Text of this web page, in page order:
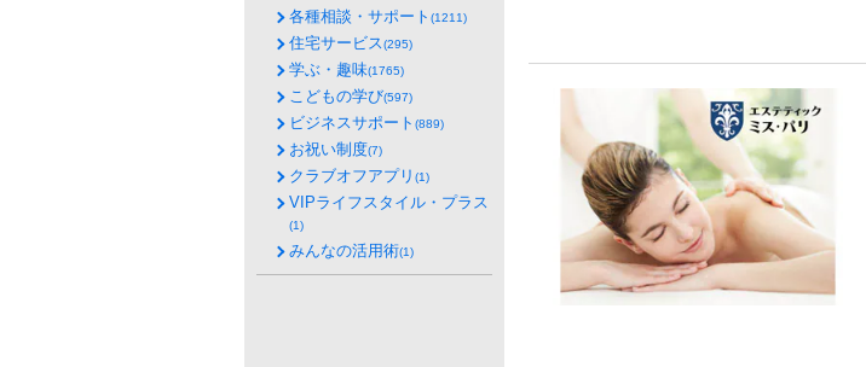
各種相談・サポート (1211)
住宅サービス(295)
学ぶ・趣味(1765)
こどもの学び(597)
ビジネスサポート (889)
お祝い制度(7)
クラブオフアプリ (1)
VIPライフスタイル・プラス
(1)
みんなの活用術(1)